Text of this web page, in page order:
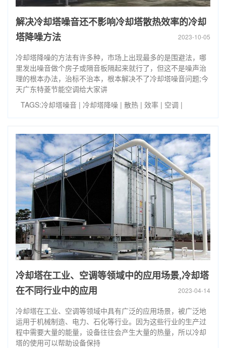
解决冷却塔噪音还不影响冷却塔散热效率的冷却
塔降噪方法
2023-10-05
冷却塔降噪的方法有许多种，市场上出现最多的是围避法，哪
里发出噪音做个房子或隔音板隔起来就行了，但这不是噪声治
理的根本办法，治标不治本，根本解决不了冷却塔噪音问题;今
天广东特菱节能空调给大家讲
TAGS:冷却塔噪音 | 冷却塔降噪 | 散热 | 效率 | 空调 |
冷却塔在工业、空调等领域中的应用场景,冷却塔
在不同行业中的应用
2023-04-14
冷却塔在工业、空调等领域中具有广泛的应用场景，被广泛地
运用于机械制造、电力、石化等行业。因为这些行业的生产过
程中需要大量的能量，设备往往会产生大量的热量，所以冷却
塔的使用可以帮助设备保持